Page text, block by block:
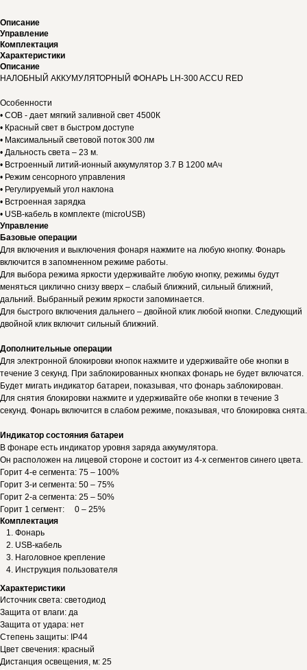
Описание
Управление
Комплектация
Характеристики
Описание
НАЛОБНЫЙ АККУМУЛЯТОРНЫЙ ФОНАРЬ LH-300 ACCU RED
Особенности
• COB - дает мягкий заливной свет 4500К
• Красный свет в быстром доступе
• Максимальный световой поток 300 лм
• Дальность света – 23 м.
• Встроенный литий-ионный аккумулятор 3.7 В 1200 мАч
• Режим сенсорного управления
• Регулируемый угол наклона
• Встроенная зарядка
• USB-кабель в комплекте (microUSB)
Управление
Базовые операции
Для включения и выключения фонаря нажмите на любую кнопку. Фонарь
включится в запомненном режиме работы.
Для выбора режима яркости удерживайте любую кнопку, режимы будут
меняться циклично снизу вверх – слабый ближний, сильный ближний,
дальний. Выбранный режим яркости запоминается.
Для быстрого включения дальнего – двойной клик любой кнопки. Следующий
двойной клик включит сильный ближний.
Дополнительные операции
Для электронной блокировки кнопок нажмите и удерживайте обе кнопки в
течение 3 секунд. При заблокированных кнопках фонарь не будет включатся.
Будет мигать индикатор батареи, показывая, что фонарь заблокирован.
Для снятия блокировки нажмите и удерживайте обе кнопки в течение 3
секунд. Фонарь включится в слабом режиме, показывая, что блокировка снята.
Индикатор состояния батареи
В фонаре есть индикатор уровня заряда аккумулятора.
Он расположен на лицевой стороне и состоит из 4-х сегментов синего цвета.
Горит 4-е сегмента: 75 – 100%
Горит 3-и сегмента: 50 – 75%
Горит 2-а сегмента: 25 – 50%
Горит 1 сегмент: 0 – 25%
Комплектация
Фонарь
USB-кабель
Наголовное крепление
Инструкция пользователя
Характеристики
Источник света: светодиод
Защита от влаги: да
Защита от удара: нет
Степень защиты: IP44
Цвет свечения: красный
Дистанция освещения, м: 25